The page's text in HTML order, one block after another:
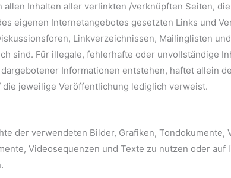
Inhalten aller verlinkten /verknüpften Seiten,
eigenen Internetangebotes gesetzten Links und
Linkverzeichnissen, Mailinglisten
sind. Für illegale, fehlerhafte oder unvollständige
Informationen entstehen, haftet allein
jeweilige Veröffentlichung lediglich verweist.
der verwendeten Bilder, Grafiken, Tondokumente,
Videosequenzen und Texte zu nutzen oder auf